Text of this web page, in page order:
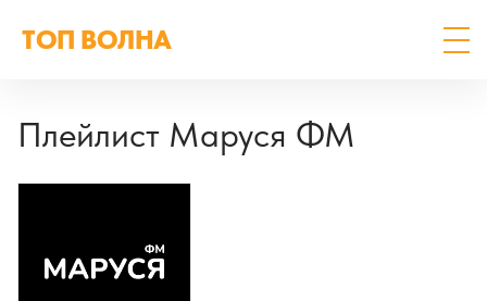
ТОП ВОЛНА
Плейлист Маруся ФМ